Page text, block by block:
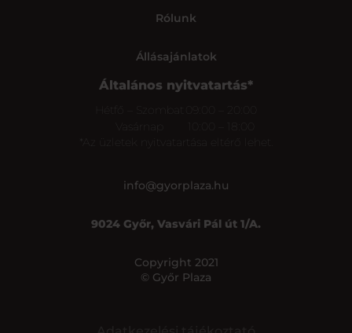
Rólunk
Állásajánlatok
Általános nyitvatartás*
*Az üzletek nyitvatartása eltérő lehet.
info@gyorplaza.hu
9024 Győr, Vasvári Pál út 1/A.
Copyright 2021
© Győr Plaza